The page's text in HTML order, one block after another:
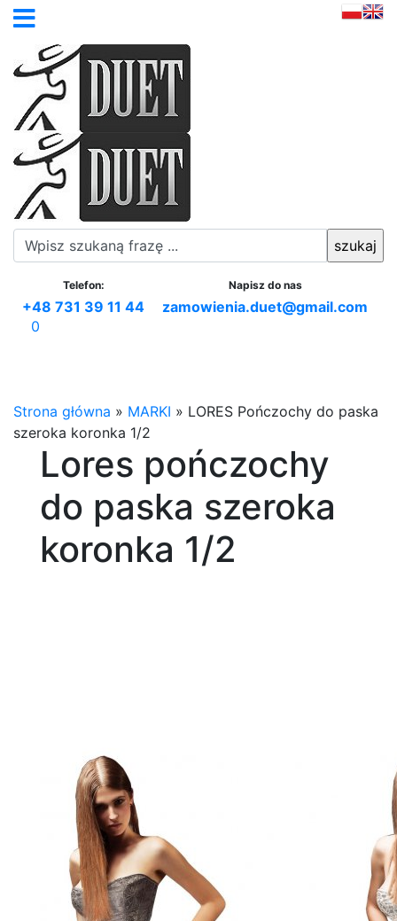
Telefon:
+48 731 39 11 44
Napisz do nas
zamowienia.duet@gmail.com
0
Strona główna » MARKI » LORES Pończochy do paska
szeroka koronka 1/2
Lores pończochy
do paska szeroka
koronka 1/2